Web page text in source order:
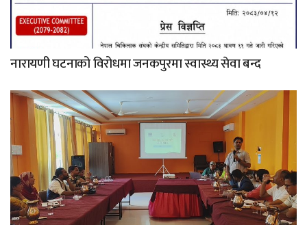
नारायणी घटनाको विरोधमा जनकपुरमा स्वास्थ्य सेवा बन्द